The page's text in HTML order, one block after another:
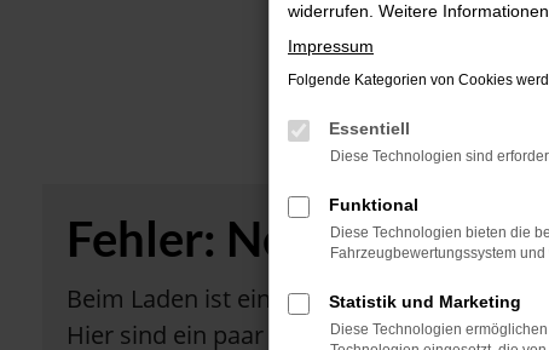
Fehler: Network Error
Beim Laden ist ein Fehler aufgetreten.
Hier sind ein paar Tipps, die dir helfen
widerrufen. Weitere
Impressum
Folgende Kategorien von Cookies
Essentiell
Diese Technologien sind
Funktional
Diese Technologien bieten die
Fahrzeugbewertungssystem
Statistik und Marketing
Diese Technologien